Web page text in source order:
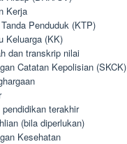
Kerja
Penduduk (KTP)
Keluarga (KK)
dan transkrip nilai
Catatan Kepolisian (SKCK)
terakhir
(bila diperlukan)
Kesehatan